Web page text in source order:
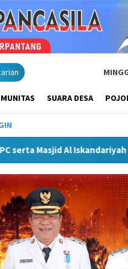
SUARA DESA
Kongres